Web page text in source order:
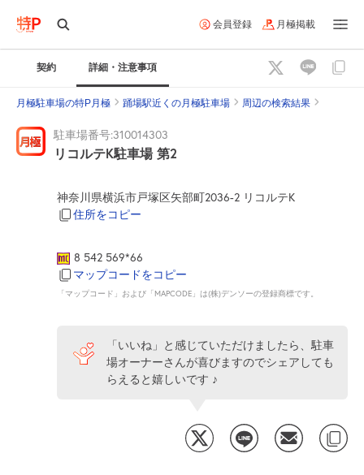
会員登録 月極掲載
契約 詳細・注意事項
月極駐車場の特P月極 踊場駅近くの月極駐車場 周辺の検索結果
駐車場番号:310014303
リコルテK駐車場 第2
神奈川県横浜市戸塚区矢部町2036-2 リコルテK
住所をコピー
8 542 569*66
マップコードをコピー
「マップコード」および「MAPCODE」は(株)デンソーの登録商標です。
「いいね」と感じていただけましたら、駐車
場オーナーさんが喜びますのでシェアしても
らえると嬉しいです ♪